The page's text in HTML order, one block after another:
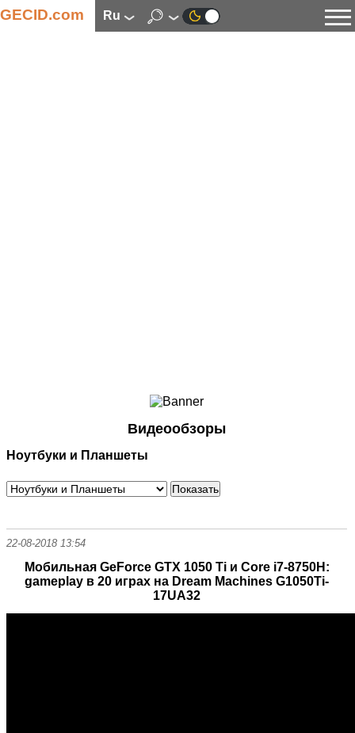
GECID.com ru
Смартфоны
Периферия
Автоэлектроника
Программное обеспечение
Видеообзоры
Ноутбуки и Планшеты
22-08-2018 13:54
Мобильная GeForce GTX 1050 Ti и Core i7-8750H:
gameplay в 20 играх на Dream Machines G1050Ti-
17UA32